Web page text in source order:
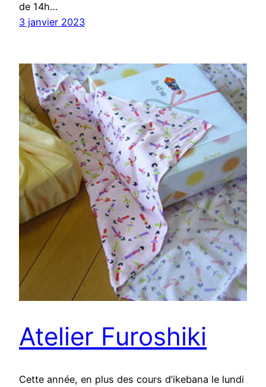
de 14h…
3 janvier 2023
Atelier Furoshiki
Cette année, en plus des cours d’ikebana le lundi